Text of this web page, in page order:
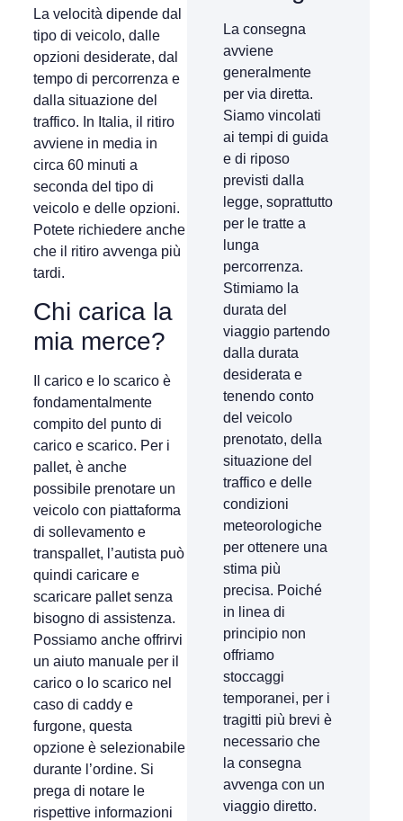
La velocità dipende dal
tipo di veicolo, dalle
opzioni desiderate, dal
tempo di percorrenza e
dalla situazione del
traffico. In Italia, il ritiro
avviene in media in
circa 60 minuti a
seconda del tipo di
veicolo e delle opzioni.
Potete richiedere anche
che il ritiro avvenga più
tardi.
Chi carica la
mia merce?
Il carico e lo scarico è
fondamentalmente
compito del punto di
carico e scarico. Per i
pallet, è anche
possibile prenotare un
veicolo con piattaforma
di sollevamento e
transpallet, l’autista può
quindi caricare e
scaricare pallet senza
bisogno di assistenza.
Possiamo anche offrirvi
un aiuto manuale per il
carico o lo scarico nel
caso di caddy e
furgone, questa
opzione è selezionabile
durante l’ordine. Si
prega di notare le
rispettive informazioni
La consegna
avviene
generalmente
per via diretta.
Siamo vincolati
ai tempi di guida
e di riposo
previsti dalla
legge, soprattutto
per le tratte a
lunga
percorrenza.
Stimiamo la
durata del
viaggio partendo
dalla durata
desiderata e
tenendo conto
del veicolo
prenotato, della
situazione del
traffico e delle
condizioni
meteorologiche
per ottenere una
stima più
precisa. Poiché
in linea di
principio non
offriamo
stoccaggi
temporanei, per i
tragitti più brevi è
necessario che
la consegna
avvenga con un
viaggio diretto.